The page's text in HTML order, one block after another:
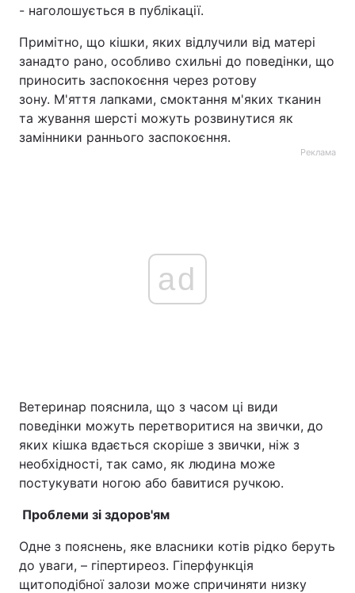
- наголошується в публікації.
Примітно, що кішки, яких відлучили від матері
занадто рано, особливо схильні до поведінки, що
приносить заспокоєння через ротову
зону. М'яття лапками, смоктання м'яких тканин
та жування шерсті можуть розвинутися як
замінники раннього заспокоєння.
Реклама
ad
Ветеринар пояснила, що з часом ці види
поведінки можуть перетворитися на звички, до
яких кішка вдається скоріше з звички, ніж з
необхідності, так само, як людина може
постукувати ногою або бавитися ручкою.
Проблеми зі здоров'ям
Одне з пояснень, яке власники котів рідко беруть
до уваги, – гіпертиреоз. Гіперфункція
щитоподібної залози може спричиняти низку